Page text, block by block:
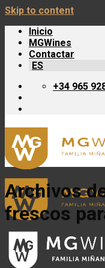
Skip to content
Inicio
MGWines
Contactar
ES
+34 965
Archivos
frescos